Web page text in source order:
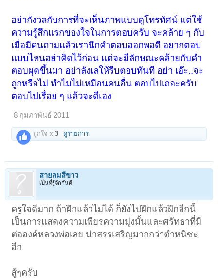
อย่ากังวลกับการที่จะเห็นภาพแบบดูโทรทัศน์ แต่ใช้
ความรู้สึกแรกของใจในการตอบครับ จะคล้าย ๆ กับ
เมื่อมีคนถามแล้วเรานึกคำตอบออกพอดี อยากตอบ
แบบไหนอย่าคิดไว้ก่อน แต่จะมีลักษณะคล้ายกับคำ
ตอบผุดขึ้นมา อย่าลังเลให้รีบตอบทันที อย่า เอ๊ะ..จะ
ถูกหรือไม่ ทำไมไม่เหมือนคนอื่น ตอบไปเถอะครับ
ตอบไปเรื่อย ๆ แล้วจะดีเอง
8 กุมภาพันธ์ 2011
ถูกใจ x3 ดูรายการ
สายลมสีขาว
เป็นที่รู้จักกันดี
ครูใจดีมาก ถ้าฝึกแล้วไม่ได้ ก็ยังไปฝึกแล้วฝึกอีกนี้
เป็นการแสดงความเพียรความมุ่งมั้นและศรัทธาที่มี
ต่อองค์หลวงพ่อเลย น่าสรรเสริญมากกว่าตำหนิซะ
อีก
สู้ๆครับ